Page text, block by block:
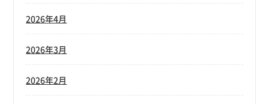
2026年4月
2026年3月
2026年2月